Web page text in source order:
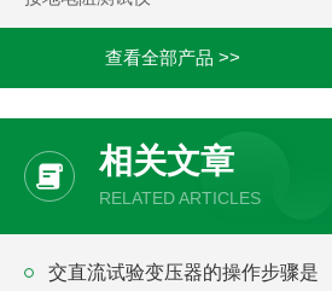
查看全部产品 >>
相关文章
RELATED ARTICLES
交直流试验变压器的操作步骤是